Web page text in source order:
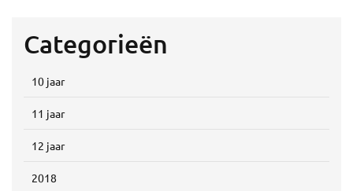
Categorieën
10 jaar
11 jaar
12 jaar
2018